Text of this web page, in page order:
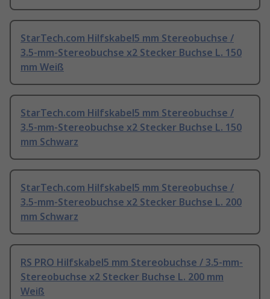
StarTech.com Hilfskabel5 mm Stereobuchse /
3.5-mm-Stereobuchse x2 Stecker Buchse L. 150
mm Weiß
StarTech.com Hilfskabel5 mm Stereobuchse /
3.5-mm-Stereobuchse x2 Stecker Buchse L. 150
mm Schwarz
StarTech.com Hilfskabel5 mm Stereobuchse /
3.5-mm-Stereobuchse x2 Stecker Buchse L. 200
mm Schwarz
RS PRO Hilfskabel5 mm Stereobuchse / 3.5-mm-
Stereobuchse x2 Stecker Buchse L. 200 mm
Weiß